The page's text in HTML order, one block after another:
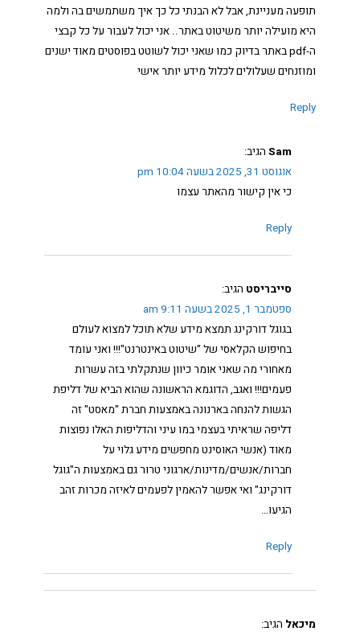
תופעה מעניינת, אבל לא הבנתי כל כך איך משתמשים בה ולמה
היא מועילה יותר משיטוט באתר.. אני יכול לעבור על כל קבצי
ה-pdf באתר בדיוק כמו שאני יכול לשוטט בפוסטים מאוד ישנים
ומוזנחים שעלולים לכלול מידע יותר אישי
Reply
Sam הגיב:
אוגוסט 31, 2025 בשעה 10:04 pm
כי אין קישור מהאתר עצמו
Reply
סייבריסט הגיב:
ספטמבר 1, 2025 בשעה 9:11 am
בגוגל דורקינג תמצא מידע שלא תוכל למצוא לעולם
בחיפוש הקלאסי של "שיטוט באינטרנט"!!! ואני עומד
מאחורי מה שאני אומר כיוון שנתקלתי בזה עשרות
פעמים!!! ואגב, הדוגמא הראשונה שהוא הביא של דליפת
הגשות להנחה בארנונה באמצעות חברת "מאסט" זה
דליפה שראיתי בעצמי במו עיני והדליפות האלו נפוצות
מאוד (אנשי האוסינט מחפשים מידע גלוי על
חברות/אנשים/מדינות/ארגוני טרור גם באמצעות ה"גוגל
דורקינג" ואי אפשר להאמין לפעמים לאיזה מכרות זהב
הגיעו…
Reply
מיכאל הגיב: